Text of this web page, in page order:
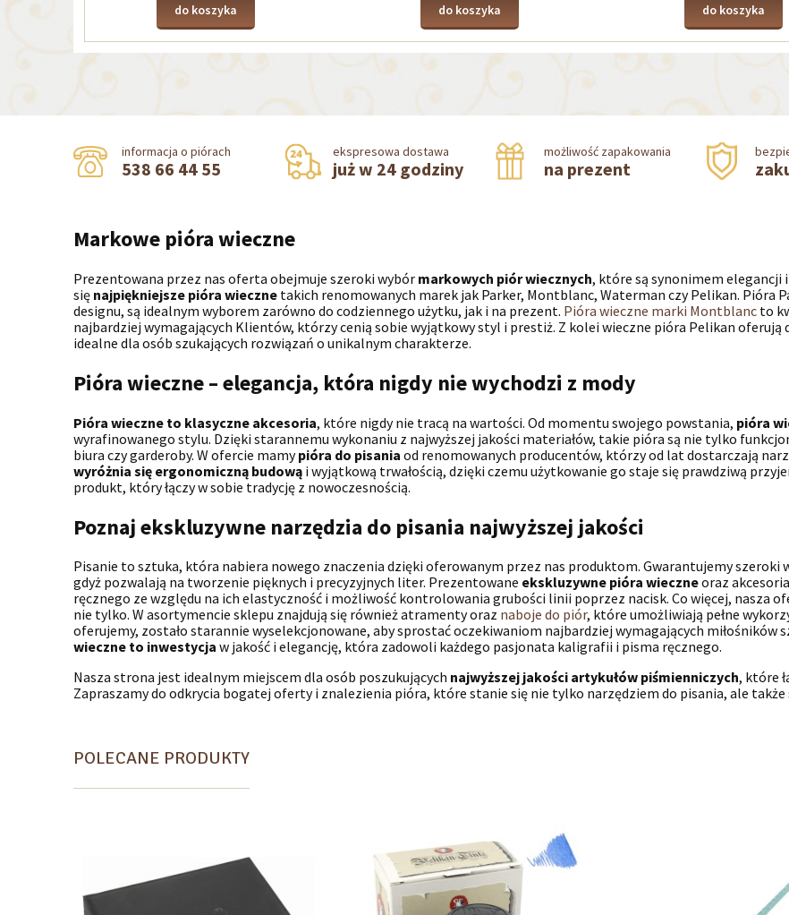
do koszyka do koszyka do koszyka
informacja o piórach
538 66 44 55
ekspresowa dostawa
już w 24 godziny
możliwość zapakowania
na prezent
Markowe pióra wieczne
Prezentowana przez nas oferta obejmuje szeroki wybór markowych piór wiecznych, które są synonimem elegancji
się najpiękniejsze pióra wieczne takich renomowanych marek jak Parker, Montblanc, Waterman czy Pelikan. Pióra
designu, są idealnym wyborem zarówno do codziennego użytku, jak i na prezent. Pióra wieczne marki Montblanc to
najbardziej wymagających Klientów, którzy cenią sobie wyjątkowy styl i prestiż. Z kolei wieczne pióra Pelikan oferują
idealne dla osób szukających rozwiązań o unikalnym charakterze.
Pióra wieczne – elegancja, która nigdy nie wychodzi z mody
Pióra wieczne to klasyczne akcesoria, które nigdy nie tracą na wartości. Od momentu swojego powstania, pióra
wyrafinowanego stylu. Dzięki starannemu wykonaniu z najwyższej jakości materiałów, takie pióra są nie tylko
biura czy garderoby. W ofercie mamypióra do pisania od renomowanych producentów, którzy od lat dostarczają
wyróżnia się ergonomiczną budową i wyjątkową trwałością, dzięki czemu użytkowanie go staje się prawdziwą
produkt, który łączy w sobie tradycję z nowoczesnością.
Poznaj ekskluzywne narzędzia do pisania najwyższej jakości
Pisanie to sztuka, która nabiera nowego znaczenia dzięki oferowanym przez nas produktom. Gwarantujemy
gdyż pozwalają na tworzenie pięknych i precyzyjnych liter. Prezentowane ekskluzywne pióra wieczneoraz
ręcznego ze względu na ich elastyczność i możliwość kontrolowania grubości linii poprzez nacisk. Co więcej, nasza
nie tylko. W asortymencie sklepu znajdują się również atramenty oraz naboje do piór, które umożliwiają pełne
oferujemy, zostało starannie wyselekcjonowane, aby sprostać oczekiwaniom najbardziej wymagających miłośników
wieczne to inwestycja w jakość i elegancję, która zadowoli każdego pasjonata kaligrafii i pisma ręcznego.
Nasza strona jest idealnym miejscem dla osób poszukujących najwyższej jakości artykułów piśmienniczych, które
Zapraszamy do odkrycia bogatej oferty i znalezienia pióra, które stanie się nie tylko narzędziem do pisania, ale
POLECANE PRODUKTY